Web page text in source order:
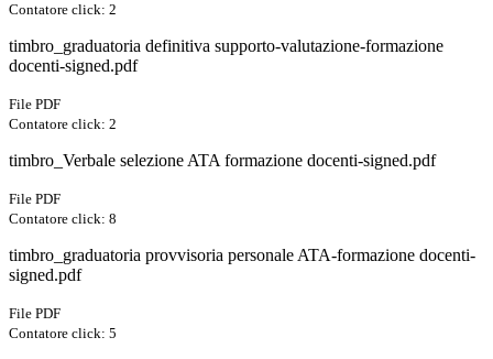
Contatore click: 2
timbro_graduatoria definitiva supporto-valutazione-formazione
docenti-signed.pdf
File PDF
Contatore click: 2
timbro_Verbale selezione ATA formazione docenti-signed.pdf
File PDF
Contatore click: 8
timbro_graduatoria provvisoria personale ATA-formazione docenti-
signed.pdf
File PDF
Contatore click: 5